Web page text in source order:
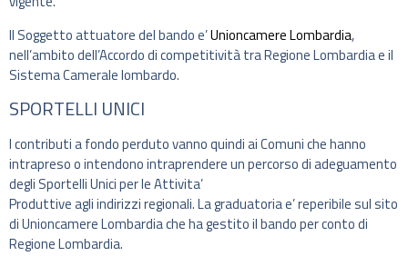
Il Soggetto attuatore del bando e’Unioncamere Lombardia,
nell’ambito dell’Accordo di competitività tra Regione Lombardia e il
Sistema Camerale lombardo.
SPORTELLI UNICI
I contributi a fondo perduto vanno quindi ai Comuni che hanno
intrapreso o intendono intraprendere un percorso di adeguamento
degli Sportelli Unici per le Attivita’
Produttive agli indirizzi regionali. La graduatoria e’ reperibile sul sito
di Unioncamere Lombardia che ha gestito il bando per conto di
Regione Lombardia.